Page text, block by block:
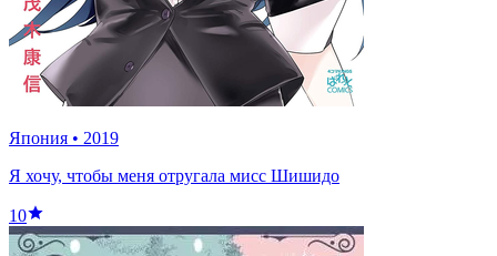
Япония • 2019
Я хочу, чтобы меня отругала мисс Шишидо
10